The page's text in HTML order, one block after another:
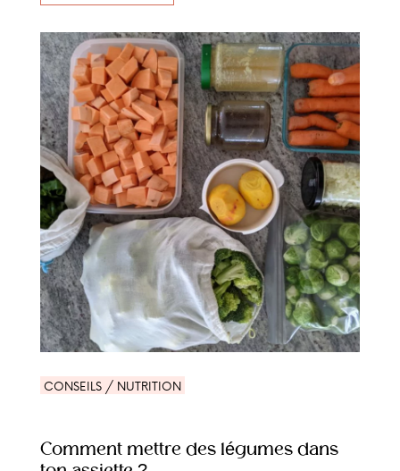
CONSEILS / NUTRITION
Comment mettre des légumes dans